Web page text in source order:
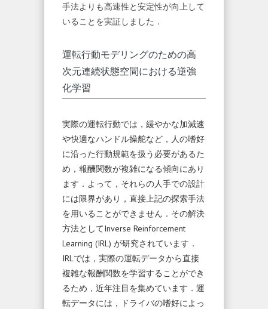
手法よりも高速性と安定性が向上して
いることを実証しました．
運転行動モデリングのための高
次元連続状態空間における逆強
化学習
実際の運転行動では，緩やかな加減速
や快適なハンドル操舵など，人の嗜好
に沿った行動規範を扱う必要があるた
め，報酬関数が複雑になる傾向にあり
ます．よって，それらの人手での設計
には限界があり，直接上記の探索手法
を用いることができません．その解決
方法としてInverse Reinforcement
Learning (IRL) が研究されています．
IRLでは，実際の運転データから直接
複雑な報酬関数を学習することができ
るため，近年注目を集めています．運
転データには，ドライバの嗜好によっ